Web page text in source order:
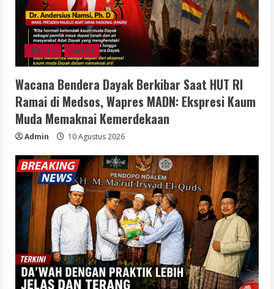
Berita Jurnal
Wacana Bendera Dayak Berkibar Saat HUT RI
Ramai di Medsos, Wapres MADN: Ekspresi Kaum
Muda Memaknai Kemerdekaan
Admin 10 Agustus 2026